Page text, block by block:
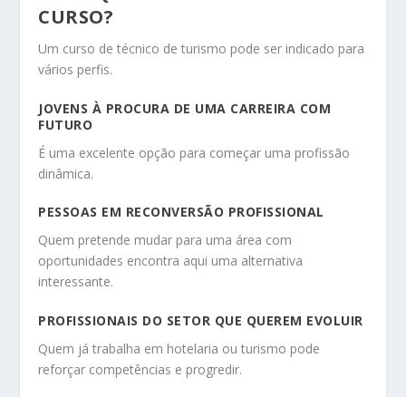
CURSO?
Um curso de técnico de turismo pode ser indicado para
vários perfis.
JOVENS À PROCURA DE UMA CARREIRA COM
FUTURO
É uma excelente opção para começar uma profissão
dinâmica.
PESSOAS EM RECONVERSÃO PROFISSIONAL
Quem pretende mudar para uma área com
oportunidades encontra aqui uma alternativa
interessante.
PROFISSIONAIS DO SETOR QUE QUEREM EVOLUIR
Quem já trabalha em hotelaria ou turismo pode
reforçar competências e progredir.